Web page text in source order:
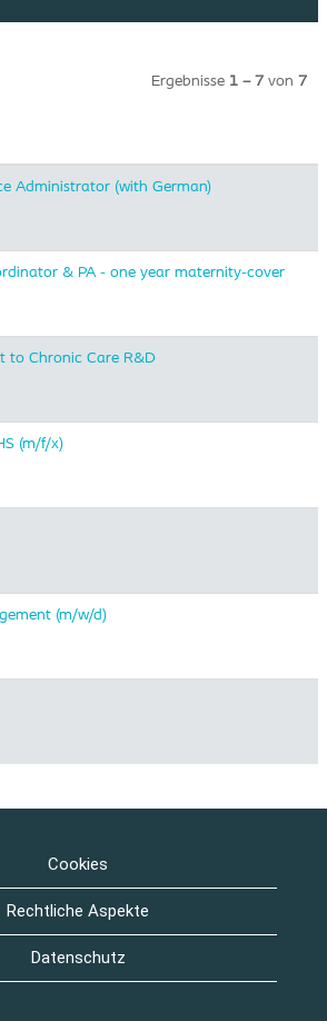
Ergebnisse 1 – 7 von 7
Administrator (with German)
& PA - one year maternity-cover
to Chronic Care R&D
(m/f/x)
(m/w/d)
Cookies
Rechtliche Aspekte
Datenschutz